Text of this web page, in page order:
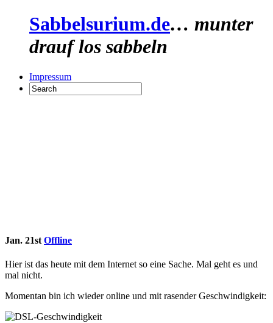
Sabbelsurium.de… munter
drauf los sabbeln
Impressum
Jan. 21st Offline
Hier ist das heute mit dem Internet so eine Sache. Mal geht es und
mal nicht.
Momentan bin ich wieder online und mit rasender Geschwindigkeit: